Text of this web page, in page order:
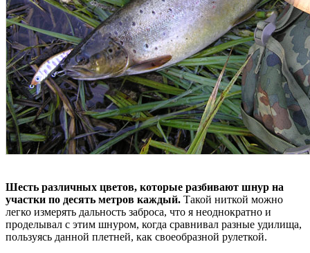
Шесть различных цветов, которые разбивают шнур на
участки по десять метров каждый. Такой ниткой можно
легко измерять дальность заброса, что я неоднократно и
проделывал с этим шнуром, когда сравнивал разные удилища,
пользуясь данной плетней, как своеобразной рулеткой.